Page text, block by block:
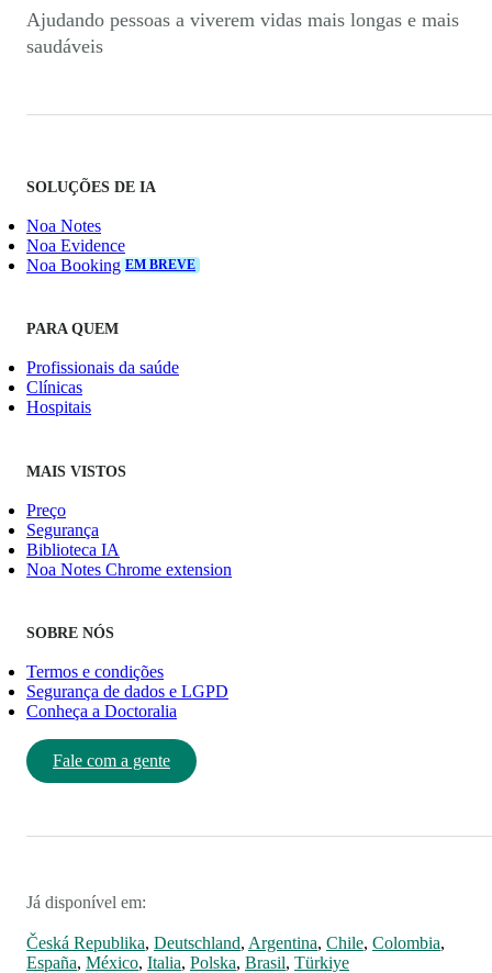
Ajudando pessoas a viverem vidas mais longas e mais
saudáveis
SOLUÇÕES DE IA
Noa Notes
Noa Evidence
Noa Booking EM BREVE
PARA QUEM
Profissionais da saúde
Clínicas
Hospitais
MAIS VISTOS
Preço
Segurança
Biblioteca IA
Noa Notes Chrome extension
SOBRE NÓS
Termos e condições
Segurança de dados e LGPD
Conheça a Doctoralia
Fale com a gente
Já disponível em:
Česká Republika, Deutschland, Argentina, Chile, Colombia,
España, México, Italia, Polska, Brasil, Türkiye